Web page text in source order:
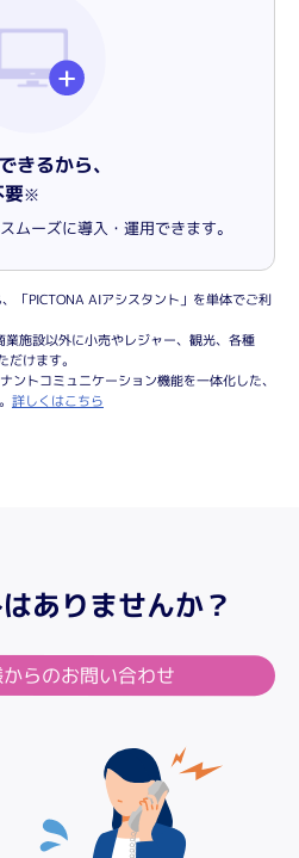
きるから、
※
ムーズに導入・運用できます。
「PICTONA AIアシスタント」を単体でご利
業施設以外に小売やレジャー、観光、各種
けます。
ントコミュニケーション機能を一体化した、
詳しくはこちら
ありませんか？
らのお問い合わせ